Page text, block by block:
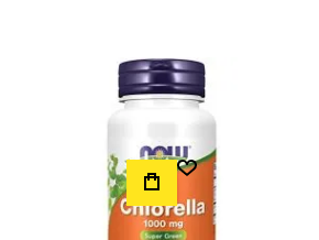
Додати до Списку Бажань